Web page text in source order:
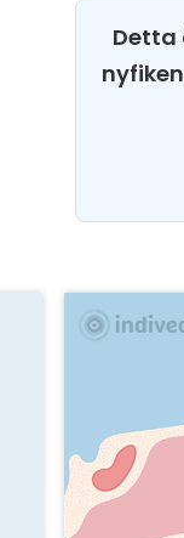
Detta